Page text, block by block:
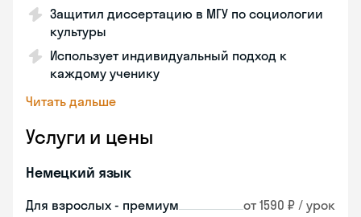
Защитил диссертацию в МГУ по социологии
культуры
Использует индивидуальный подход к
каждому ученику
Читать дальше
Услуги и цены
Немецкий язык
Для взрослых - премиум от 1590 ₽ / урок